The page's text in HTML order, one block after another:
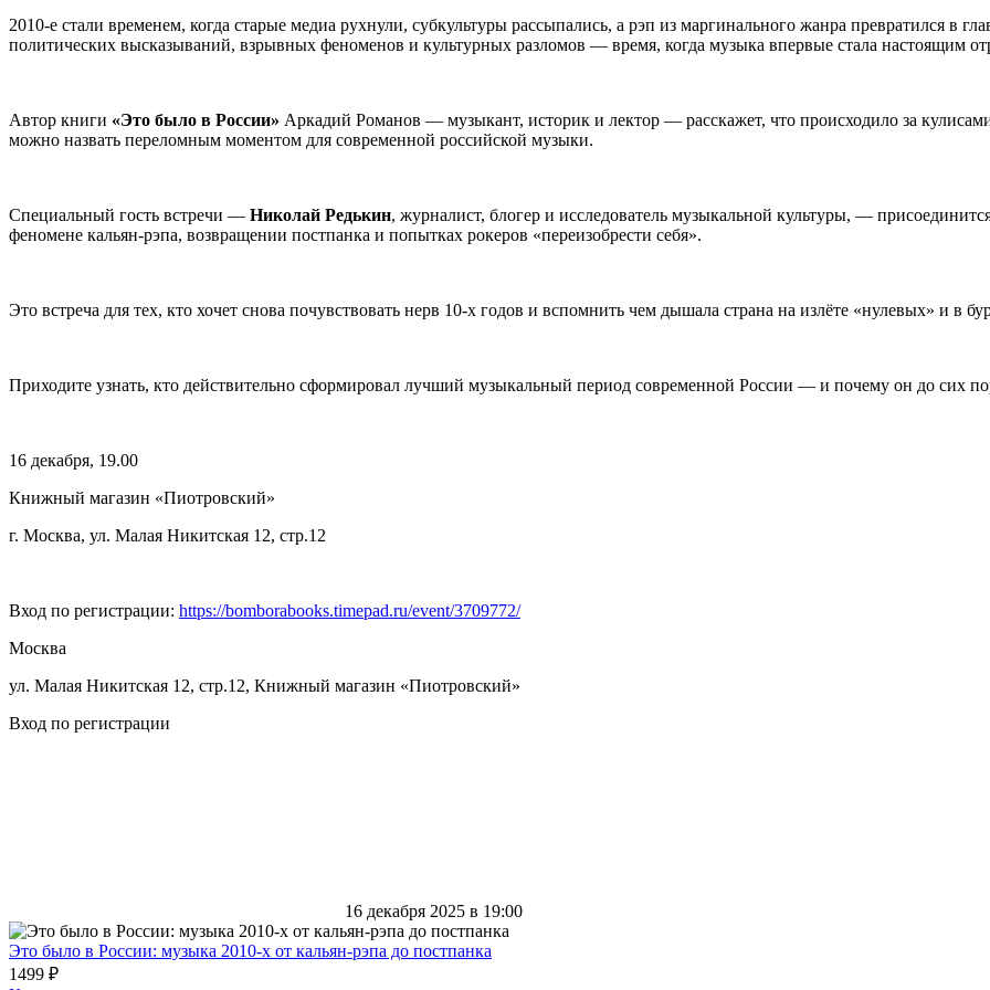
2010-е стали временем, когда старые медиа рухнули, субкультуры рассыпались, а рэп из маргинального жанра превратился в
политических высказываний, взрывных феноменов и культурных разломов — время, когда музыка впервые стала настоящим
Автор книги «Это было в России» Аркадий Романов — музыкант, историк и лектор — расскажет, что происходило за
можно назвать переломным моментом для современной российской музыки.
Специальный гость встречи — Николай Редькин, журналист, блогер и исследователь музыкальной культуры, —
феномене кальян-рэпа, возвращении постпанка и попытках рокеров «переизобрести себя».
Это встреча для тех, кто хочет снова почувствовать нерв 10-х годов и вспомнить чем дышала страна на излёте «нулевых» и в
Приходите узнать, кто действительно сформировал лучший музыкальный период современной России — и почему он до сих
16 декабря, 19.00
Книжный магазин «Пиотровский»
г. Москва, ул. Малая Никитская 12, стр.12
Вход по регистрации: https://bomborabooks.timepad.ru/event/3709772/
Москва
ул. Малая Никитская 12, стр.12, Книжный магазин «Пиотровский»
Вход по регистрации
16 декабря 2025 в 19:00
Это было в России: музыка 2010-х от кальян-рэпа до постпанка
1499 ₽